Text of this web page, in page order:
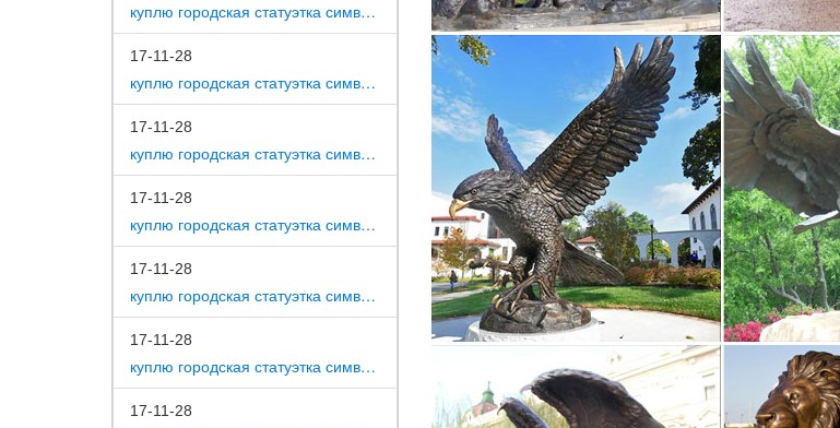
куплю городская статуэтка символ собака как вид изобразительного искусства
17-11-28
куплю городская статуэтка символ собака на постаменте
17-11-28
куплю городская статуэтка символ собака в романской скульптуре
17-11-28
куплю городская статуэтка символ собака в царском селе
17-11-28
куплю городская статуэтка символ собака в движении 7 класс
17-11-28
куплю городская статуэтка символ собака в скульптуре древней греции
17-11-28
Бронзовая скульптура и статуэтки с доставкой на дом
покрытием (патина).Символ правосудия Фемида.
Восточные скульптуры и статуэтки животных из
В интернет-магазине «5 Стран» Вы можете купить
Статуи и фигурки всех видов животных, со склада в
Статуэтки собак, купить фигурку собаки в интернет-
Интернет-магазин Lares.ru предлагает Вам купить
полирезины 18*15*29,5.купить. Скульптура ‘пантера’
обязательные для заполнения.